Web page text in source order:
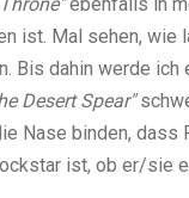
ist. Mal sehen, wie
Bis dahin werde ich
Desert Spear"
Nase binden, dass
ist, ob er/sie